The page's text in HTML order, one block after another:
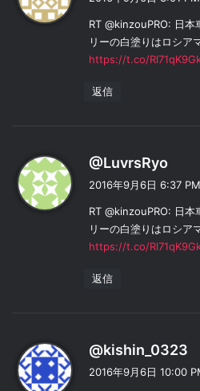
RT @kinzouPRO: 日本
リーの白塗りはロシア
https://t.co/
返信
@LuvrsRyo
り
2016年9月6日 6:37 PM
RT @kinzouPRO: 日本
リーの白塗りはロシア
https://t.co/
返信
@kishin_0323
り
2016年9月6日 10:00